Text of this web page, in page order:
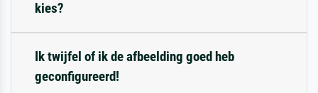
kies?
Ik twijfel of ik de afbeelding goed heb
geconfigureerd!